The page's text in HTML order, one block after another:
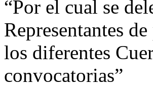
“Por el cual se
Representantes
los diferentes
convocatorias”